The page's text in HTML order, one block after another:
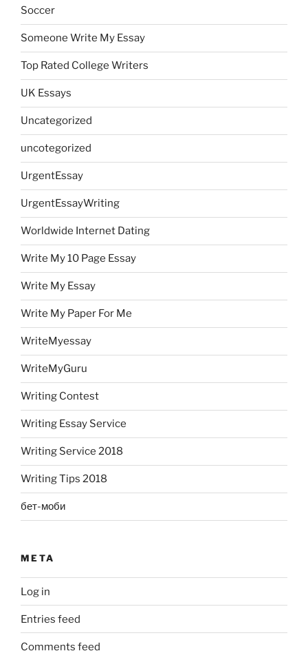
Soccer
Someone Write My Essay
Top Rated College Writers
UK Essays
Uncategorized
uncotegorized
UrgentEssay
UrgentEssayWriting
Worldwide Internet Dating
Write My 10 Page Essay
Write My Essay
Write My Paper For Me
WriteMyessay
WriteMyGuru
Writing Contest
Writing Essay Service
Writing Service 2018
Writing Tips 2018
бет-моби
META
Log in
Entries feed
Comments feed